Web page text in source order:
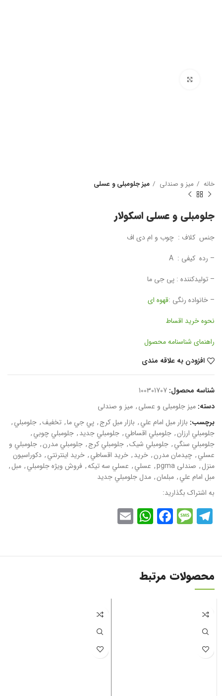
خانه میز و صندلی میز جلومبلی و عسلی
جلومبلی و عسلی اسکولار
جنس کلاف : چوب و ام دی اف
– رده کیفی : A
– تولیدکننده : پی جی ما
– خانواده رنگی :قهوه ای
نحوه خرید اقساط
راهنمای شناسنامه محصول
افزودن به علاقه مندی
شناسه محصول: 100301707
دسته: میز جلومبلی و عسلی, میز و صندلی
برچسب: بازار مبل امام علي, بازار مبل کرج, پي جي ما, تخفيف, جلومبلي,
جلومبلي ارزان, جلومبلي اقساطي, جلومبلي جديد, جلومبلي چوبي,
جلومبلي سنگي, جلومبلي شيک, جلومبلي کرج, جلومبلي مدرن, جلومبلي و
عسلي, چيدمان مدرن, خريد, خريد اقساطي, خريد اينترنتي, دکوراسيون
منزل, صندلی pgma , عسلي, عسلي سه تيکه, فروش ويژه جلومبلي, مبل,
مبل امام علي, مبلمان, مدل جلومبلي جديد
به اشتراک بگذارید:
Telegram
Message
Facebook
WhatsApp
محصولات مرتبط